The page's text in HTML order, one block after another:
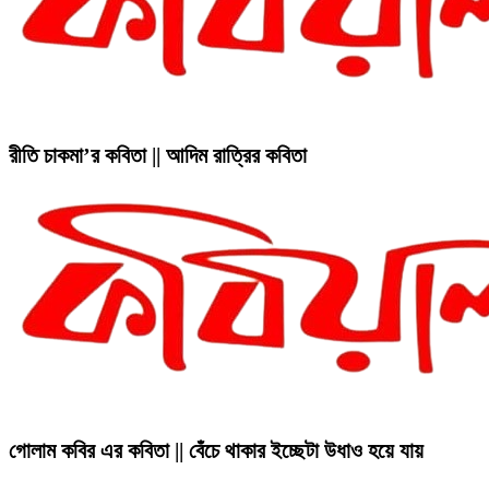
রীতি চাকমা’র কবিতা || আদিম রাত্রির কবিতা
গোলাম কবির এর কবিতা || বেঁচে থাকার ইচ্ছেটা উধাও হয়ে যায়